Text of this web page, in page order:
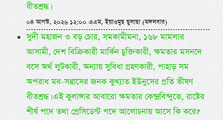
বীতশ্রদ্ধ।
০৪ আগস্ট, ২০২৬ ১২:০০ এএম, ইয়াওমুছ ছুলাছা (মঙ্গলবার)
সুদী মহাজন ও বড় চোর, সমকামীমনা, ১৬৮ মামলার
আসামী, দেশ বিক্রিকারী মার্কিন চুক্তিকারী, ক্ষমতার মসনদে
বসে অর্থ লুটকারী, অন্যায় সুবিধা গ্রহণকারী, পাহাড় সম
অপরাধ মব-সন্ত্রাসের জনক কুখ্যাত ইউনুসের প্রতি ভীষণ
বীতশ্রদ্ধ। এই কুলাঙ্গার আবারো ক্ষমতার কেন্দ্রবিন্দুতে, রাষ্টের
শীর্ষ পদে তথা প্রেসিডেন্ট পদে আলোচনায় আসে কি করে?